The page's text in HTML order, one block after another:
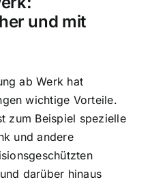
und mit
ab Werk hat
wichtige Vorteile.
zum Beispiel spezielle
und andere
darüber hinaus